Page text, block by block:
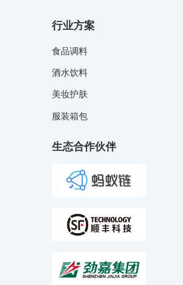
行业方案
食品调料
酒水饮料
美妆护肤
服装箱包
生态合作伙伴